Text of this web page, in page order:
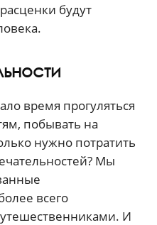
будут
время прогуляться
побывать на
нужно потратить
Мы
всего
И